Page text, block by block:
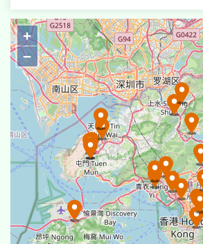
保良局李树福幼稚园幼儿园
保良局田家炳兆康幼稚园
保良局田家炳幼稚园
保良局庄啓程夫人幼稚园
保良局庄启程幼稚园幼儿园
保良局叶吴彬彬幼稚园
保良局叶吴彬彬皇后山幼稚园
保良局蔡冠深(泽富楼)幼儿园
+
−